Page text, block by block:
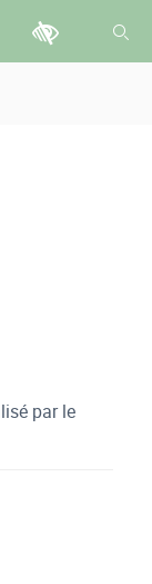
Outils
par le